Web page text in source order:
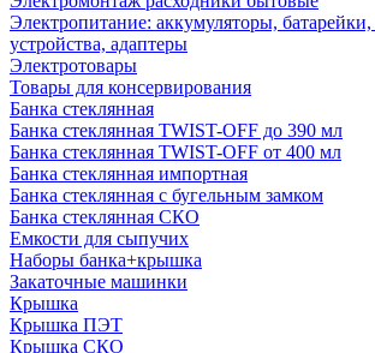
Электропитание: аккумуляторы,
устройства, адаптеры
Электротовары
Товары для консервирования
Банка стеклянная
Банка стеклянная TWIST-OFF до 390 мл
Банка стеклянная TWIST-OFF от 400 мл
Банка стеклянная импортная
Банка стеклянная с бугельным замком
Банка стеклянная СКО
Емкости для сыпучих
Наборы банка+крышка
Закаточные машинки
Крышка
Крышка ПЭТ
Крышка СКО